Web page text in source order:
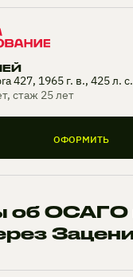
427, 1965 г. в., 425 л. с.
стаж 25 лет
ОФОРМИТЬ
об ОСАГО